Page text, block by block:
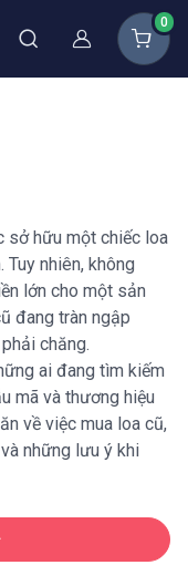
Thành viên
0
sở hữu một chiếc loa
nhiên, không
lớn cho một sản
đang tràn ngập
chăng.
ai đang tìm kiếm
mã và thương hiệu
về việc mua loa cũ,
những lưu ý khi